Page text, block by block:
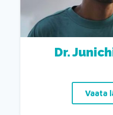
Dr.
Vaata